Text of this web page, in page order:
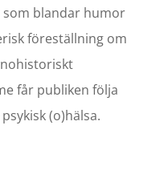
som blandar humor
föreställning om
får publiken följa
(o)hälsa.